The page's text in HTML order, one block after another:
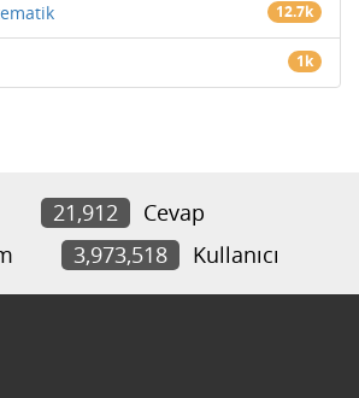
12.7k
1k
21,912
Cevap
3,973,518 Kullanıcı